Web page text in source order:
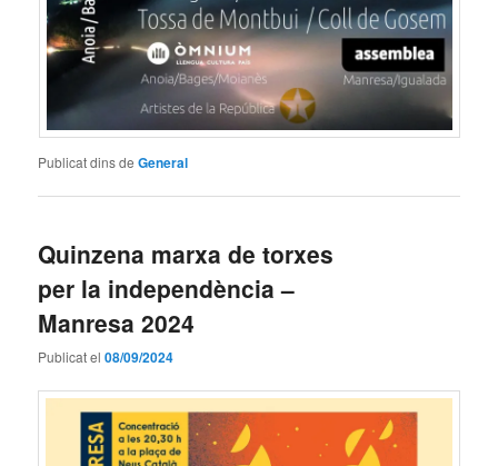
Publicat dins de General
Quinzena marxa de torxes
per la independència –
Manresa 2024
Publicat el08/09/2024